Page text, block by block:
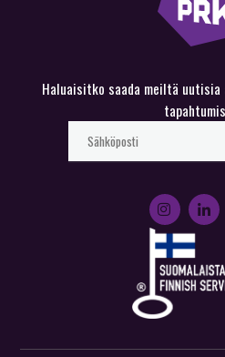
Haluaisitko saada meiltä